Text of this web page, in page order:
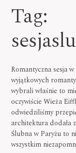
Kontakt
Tag:
Romantyczna sesja
wyjątkowych
wybrali właśnie to
oczywiście Wieża
odwiedziliśmy
architektura dodała
Ślubna w Paryżu to
wszystkim